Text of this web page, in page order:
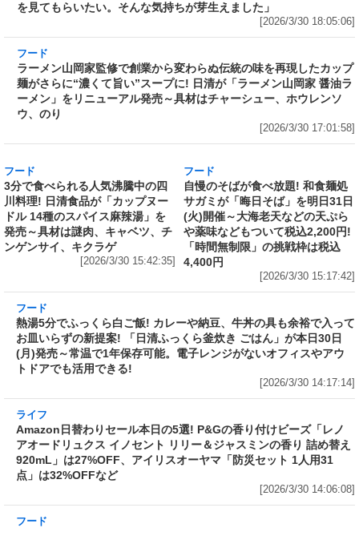
活動し、「ミスコンの悪魔」主演の加藤愛梨が
169cm・9頭身の異次元のプロポーションをビ
キニ姿で披露! 「FLASH」に初登場～「ありの
芽生えました」
[2026/3/30 18:05:06]
ラーメン山岡家監修で創業から変わらぬ伝統の
味を再現したカップ麺がさらに“濃くて旨い”ス
ン」をリニューアル発売～具材はチャーシュ
ー、ホウレンソウ、のり
[2026/3/30 17:01:58]
フード
3分で食べられる人気沸騰中の四
川料理! 日清食品が「カップヌー
発売～具材は謎肉、キャベツ、チ
ンゲンサイ、キクラゲ
[2026/3/30 15:42:35]
フード
自慢のそばが食べ放題! 和食麺処
(火)開催～大海老天などの天ぷら
や薬味などもついて税込2,200円!
4,400円
[2026/3/30 15:17:42]
フード
熱湯5分でふっくら白ご飯! カレーや納豆、牛丼
の具も余裕で入ってお皿いらずの新提案! 「日清